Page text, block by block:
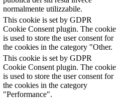
normalmente utilizzabile.
This cookie is set by GDPR
Cookie Consent plugin. The cookie
is used to store the user consent for
the cookies in the category "Other.
This cookie is set by GDPR
Cookie Consent plugin. The cookie
is used to store the user consent for
the cookies in the category
"Performance".